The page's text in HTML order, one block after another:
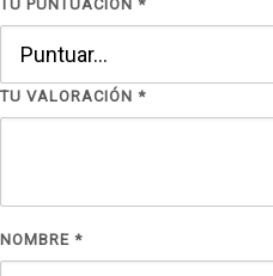
TU PUNTUACIÓN *
TU VALORACIÓN *
NOMBRE *